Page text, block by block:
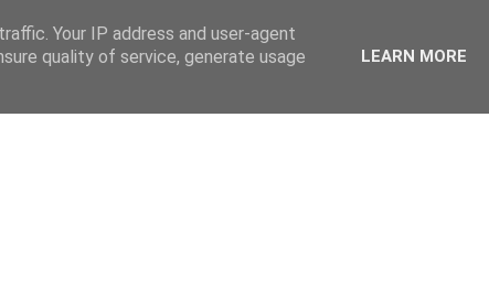
Your IP address and user-agent
quality of service, generate usage
LEARN MORE